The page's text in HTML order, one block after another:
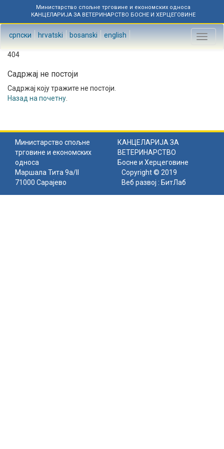
Министарство спољне трговине и економских односа
КАНЦЕЛАРИЈА ЗА ВЕТЕРИНАРСТВО БОСНЕ И ХЕРЦЕГОВИНЕ
српски hrvatski bosanski english
Toggle
404
Садржај не постоји
Садржај коју тражите не постоји.
Назад на почетну
Министарство спољне
трговине и економских
односа
КАНЦЕЛАРИЈА ЗА
ВЕТЕРИНАРСТВО
Босне и Херцеговине
Маршала Тита 9а/II
71000 Сарајево
Copyright © 2019
Веб развој : БитЛаб